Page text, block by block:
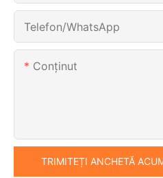
Telefon/WhatsApp
Conţinut
TRIMITEȚI ANCHETĂ